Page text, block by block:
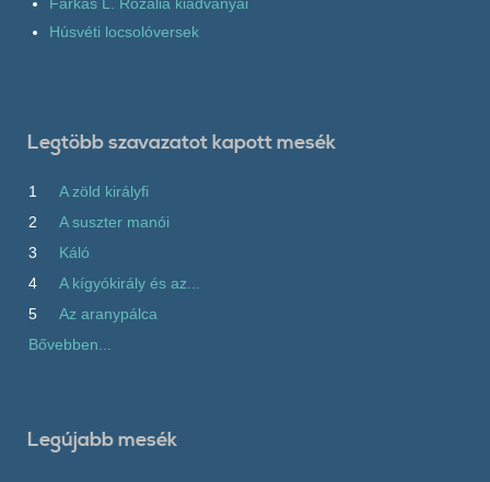
Húsvéti locsolóversek
Legtöbb szavazatot kapott mesék
1
A zöld királyfi
2
A suszter manói
3
Káló
4
A kígyókirály és az...
5
Az aranypálca
Bővebben...
Legújabb mesék